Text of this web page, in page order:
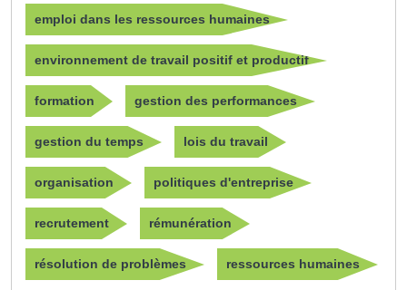
emploi dans les ressources humaines
environnement de travail positif et productif
formation gestion des performances
gestion du temps lois du travail
organisation politiques d'entreprise
recrutement rémunération
résolution de problèmes ressources humaines